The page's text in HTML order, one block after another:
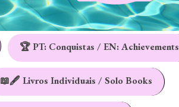
🏆 PT: Conquistas / EN: Achievements
📖🖋️ Livros Individuais / Solo Books